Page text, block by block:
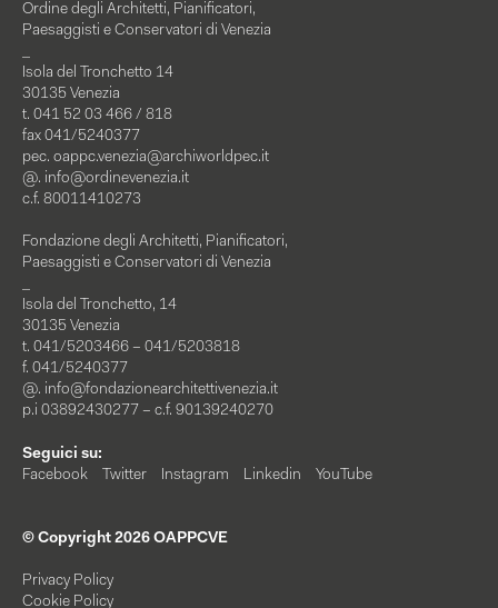
Ordine degli Architetti, Pianificatori,
Paesaggisti e Conservatori di Venezia
Isola del Tronchetto 14
30135 Venezia
t. 041 52 03 466 / 818
fax 041/5240377
pec. oappc.venezia@archiworldpec.it
@. info@ordinevenezia.it
c.f. 80011410273
Fondazione degli Architetti, Pianificatori,
Paesaggisti e Conservatori di Venezia
Isola del Tronchetto, 14
30135 Venezia
t. 041/5203466 – 041/5203818
f. 041/5240377
@. info@fondazionearchitettivenezia.it
p.i 03892430277 – c.f. 90139240270
Seguici su:
Facebook
Twitter Instagram Linkedin YouTube
© Copyright 2026 OAPPCVE
Privacy Policy
Cookie Policy